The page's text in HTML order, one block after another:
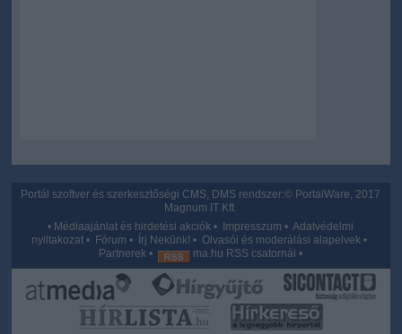
Portál szoftver és szerkesztőségi CMS, DMS rendszer:© PortalWare, 2017
Magnum IT Kft.
• Médiaajánlat és hirdetési akciók • Impresszum •Adatvédelmi
nyiltakozat • Fórum • Írj Nekünk! •Olvasói és moderálási alapelvek •
Partnerek • ma.hu RSS csatornái •